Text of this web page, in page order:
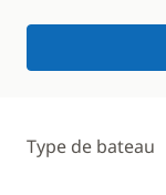
Type de bateau